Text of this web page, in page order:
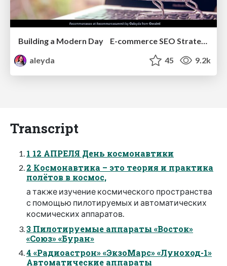
aleyda
45 9.2k
Transcript
1 12 АПРЕЛЯ День космонавтики
2 Космонавтика – это теория и практика
полётов в космос,
а также изучение космического пространства
с помощью пилотируемых и автоматических
космических аппаратов.
3 Пилотируемые аппараты «Восток»
«Союз» «Буран»
4 «Радиоастрон» «ЭкзоМарс» «Луноход-1»
Автоматические аппараты